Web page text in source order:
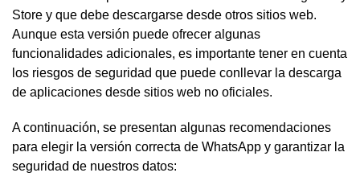
Store y que debe descargarse desde otros sitios web.
Aunque esta versión puede ofrecer algunas
funcionalidades adicionales, es importante tener en cuenta
los riesgos de seguridad que puede conllevar la descarga
de aplicaciones desde sitios web no oficiales.
A continuación, se presentan algunas recomendaciones
para elegir la versión correcta de WhatsApp y garantizar la
seguridad de nuestros datos: